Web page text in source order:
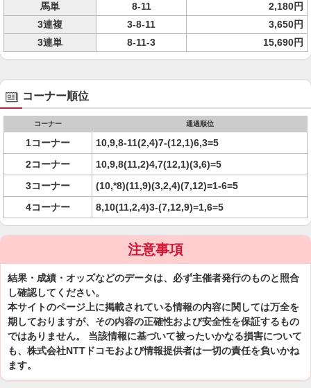
馬単
8-11
2,180円
3連複
3-8-11
3,650円
3連単
8-11-3 15,690円
コーナー順位
コーナー 通過順位
1コーナー
10,9,8-11(2,4)7-(12,1)6,3=5
2コーナー
10,9,8(11,2)4,7(12,1)(3,6)=5
3コーナー
(10,*8)(11,9)(3,2,4)(7,12)=1-6=5
4コーナー
8,10(11,2,4)3-(7,12,9)=1,6=5
注意事項
結果・成績・オッズなどのデータは、必ず主催者発行のものと照合
し確認してください。
本サイトのページ上に掲載されている情報の内容に関しては万全を
期しておりますが、その内容の正確性および安全性を保証するもの
ではありません。 当該情報に基づいて被ったいかなる損害について
も、株式会社NTTドコモおよび情報提供者は一切の責任を負いかね
ます。